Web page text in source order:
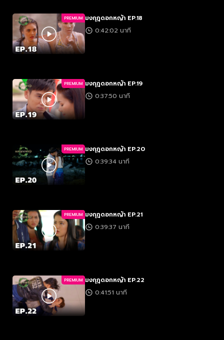
PREMIUM มงกุฎดอกหญ้า EP.18
0:42:02 นาที
PREMIUM มงกุฎดอกหญ้า EP.19
0:37:50 นาที
PREMIUM มงกุฎดอกหญ้า EP.20
0:39:34 นาที
PREMIUM มงกุฎดอกหญ้า EP.21
0:39:37 นาที
PREMIUM มงกุฎดอกหญ้า EP.22
0:41:51 นาที